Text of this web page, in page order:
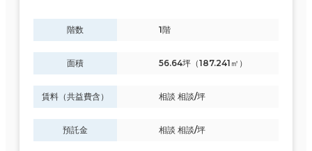
階数 1階
面積 56.64坪（187.241㎡）
賃料（共益費含） 相談 相談/坪
預託金 相談 相談/坪
坪単価 月総額
～
賃料非公開物件を含む